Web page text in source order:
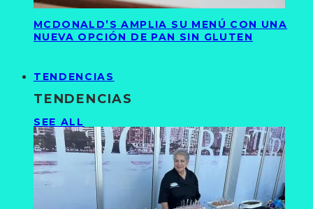
MCDONALD’S AMPLIA SU MENÚ CON UNA
NUEVA OPCIÓN DE PAN SIN GLUTEN
TENDENCIAS
TENDENCIAS
SEE ALL